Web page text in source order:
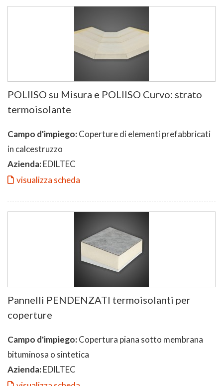
POLIISO su Misura e POLIISO Curvo: strato
termoisolante
Campo d'impiego:Coperture di elementi prefabbricati
in calcestruzzo
Azienda:EDILTEC
visualizza scheda
Pannelli PENDENZATI termoisolanti per
coperture
Campo d'impiego:Copertura piana sotto membrana
bituminosa o sintetica
Azienda:EDILTEC